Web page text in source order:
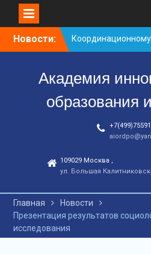
Новости:
Координационному
центру-25 лет!
группа
С юбилеем КЦ!
Академия
образования
109029 Москва ,
ул. Большая
Главная
Новости
Презентация результатов
исследования